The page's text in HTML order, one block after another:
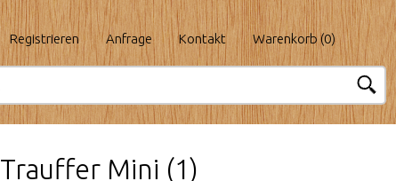
Registrieren Anfrage Kontakt Warenkorb (0)
Trauffer Mini (1)